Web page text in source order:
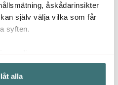
åskådarinsikter
själv välja vilka som får
syften.
din geografiska plats som
på upp till flera meter
alla